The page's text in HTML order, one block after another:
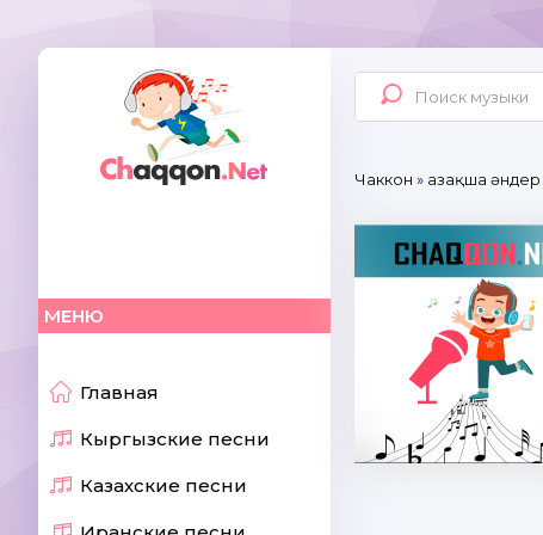
МЕНЮ
Главная
Кыргызские песни
Казахские песни
Чаккон » Қазақша әндер